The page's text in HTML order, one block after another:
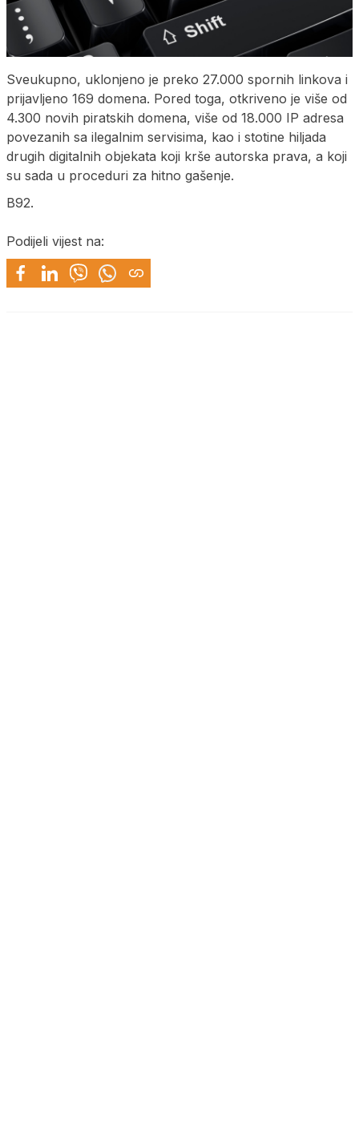
Sveukupno, uklonjeno je preko 27.000 spornih linkova i
prijavljeno 169 domena. Pored toga, otkriveno je više od
4.300 novih piratskih domena, više od 18.000 IP adresa
povezanih sa ilegalnim servisima, kao i stotine hiljada
drugih digitalnih objekata koji krše autorska prava, a koji
su sada u proceduri za hitno gašenje.
B92.
Podijeli vijest na: